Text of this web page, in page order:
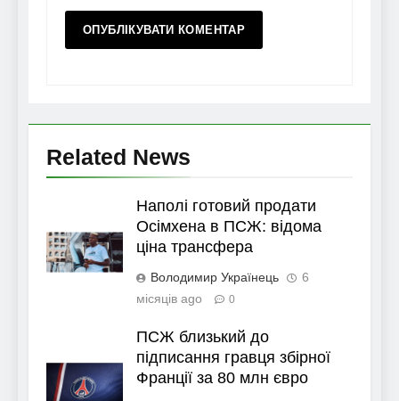
Related News
Наполі готовий продати
Осімхена в ПСЖ: відома
ціна трансфера
Володимир Українець
6
місяців ago
0
ПСЖ близький до
підписання гравця збірної
Франції за 80 млн євро